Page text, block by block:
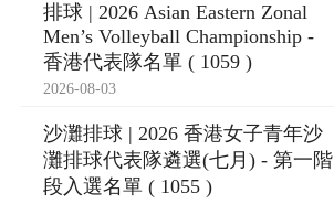
排球 | 2026 Asian Eastern Zonal
Men’s Volleyball Championship -
香港代表隊名單 ( 1059 )
2026-08-03
沙灘排球 | 2026 香港女子青年沙
灘排球代表隊遴選(七月) - 第一階
段入選名單 ( 1055 )